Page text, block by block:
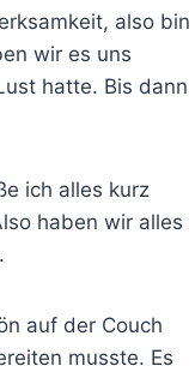
also bin
wir es uns
hatte. Bis dann
ich alles kurz
haben wir alles
auf der Couch
musste. Es